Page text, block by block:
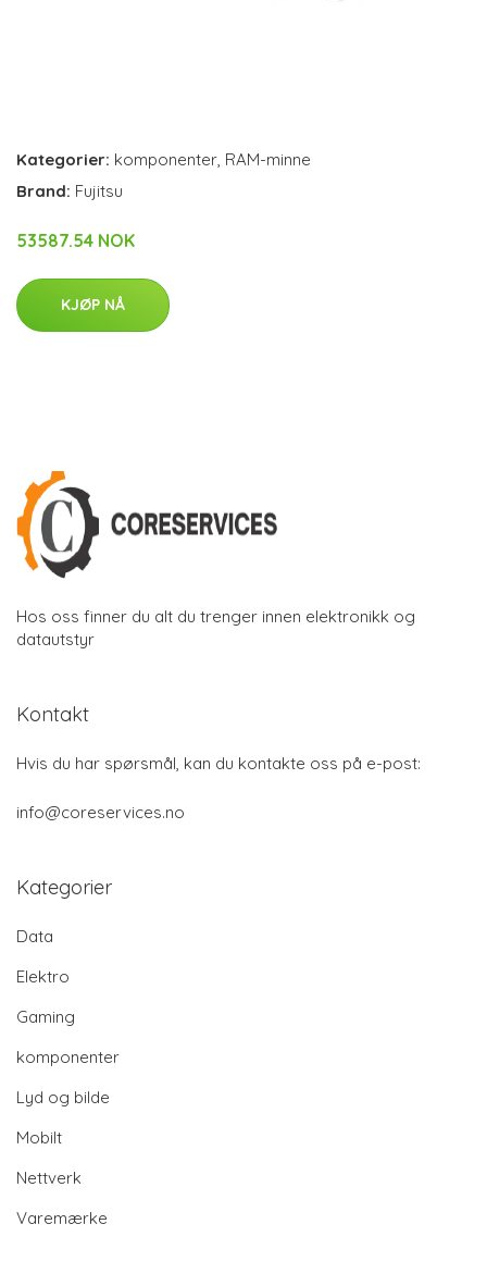
Kategorier: komponenter RAM-minne
Brand: Fujitsu
53587.54 NOK
KJØP NÅ
Hos oss finner du alt du trenger innen elektronikk og
datautstyr
Kontakt
Hvis du har spørsmål, kan du kontakte oss på e-post:
info@coreservices.no
Kategorier
Data
Elektro
Gaming
komponenter
Lyd og bilde
Mobilt
Nettverk
Varemærke